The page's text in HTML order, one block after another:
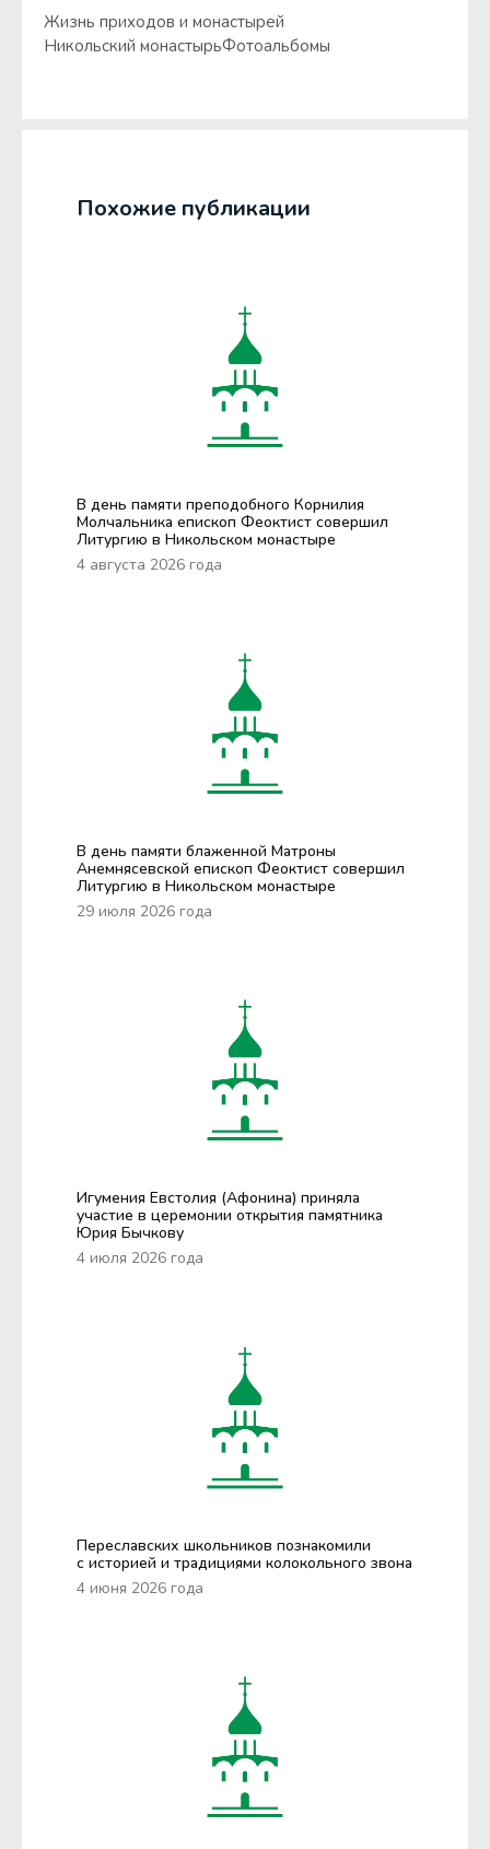
Жизнь приходов и монастырей
Никольский монастырьФотоальбомы
Похожие публикации
В день памяти преподобного Корнилия
Молчальника епископ Феоктист совершил
Литургию в Никольском монастыре
4 августа 2026 года
В день памяти блаженной Матроны
Анемнясевской епископ Феоктист совершил
Литургию в Никольском монастыре
29 июля 2026 года
Игумения Евстолия (Афонина) приняла
участие в церемонии открытия памятника
Юрия Бычкову
4 июля 2026 года
Переславских школьников познакомили
с историей и традициями колокольного звона
4 июня 2026 года